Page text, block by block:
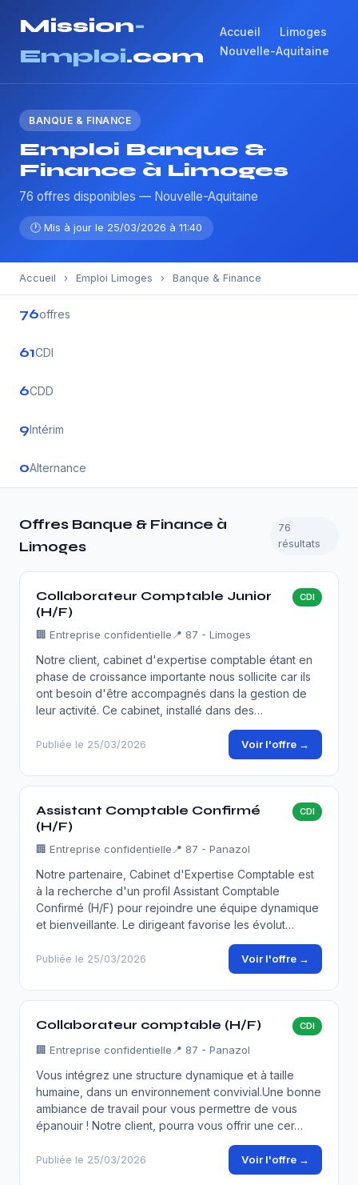
Mission-
Emploi.com
Accueil
Limoges
Nouvelle-Aquitaine
BANQUE & FINANCE
Emploi Banque &
Finance à Limoges
76 offres disponibles — Nouvelle-Aquitaine
🕐 Mis à jour le 25/03/2026 à 11:40
Accueil › Emploi Limoges › Banque & Finance
76offres
61CDI
6CDD
9Intérim
0Alternance
Offres Banque & Finance à
Limoges
76
résultats
Collaborateur Comptable Junior
(H/F)
CDI
🏢 Entreprise confidentielle 📍 87 - Limoges
Notre client, cabinet d'expertise comptable étant en
phase de croissance importante nous sollicite car ils
ont besoin d'être accompagnés dans la gestion de
leur activité. Ce cabinet, installé dans des…
Publiée le 25/03/2026 Voir l'offre →
Assistant Comptable Confirmé
(H/F)
CDI
🏢 Entreprise confidentielle 📍 87 - Panazol
Notre partenaire, Cabinet d'Expertise Comptable est
à la recherche d'un profil Assistant Comptable
Confirmé (H/F) pour rejoindre une équipe dynamique
et bienveillante. Le dirigeant favorise les évolut…
Publiée le 25/03/2026 Voir l'offre →
Collaborateur comptable (H/F) CDI
🏢 Entreprise confidentielle 📍 87 - Panazol
Vous intégrez une structure dynamique et à taille
humaine, dans un environnement convivial.Une bonne
ambiance de travail pour vous permettre de vous
épanouir ! Notre client, pourra vous offrir une cer…
Publiée le 25/03/2026 Voir l'offre →